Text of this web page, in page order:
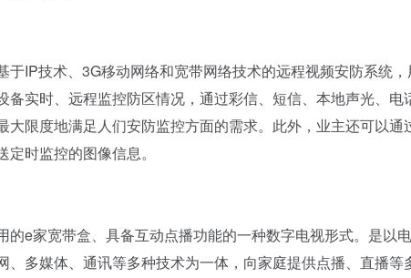
IP技术、3G移动网络和宽带网络技术的远程视频安防系统，
实时、远程监控防区情况，通过彩信、短信、本地声光、电
限度地满足人们安防监控方面的需求。此外，业主还可以通
时监控的图像信息。
e家宽带盒、具备互动点播功能的一种数字电视形式。是以
多媒体、通讯等多种技术为一体，向家庭提供点播、直播等